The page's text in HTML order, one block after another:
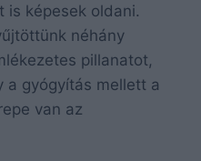
is képesek oldani.
néhány
pillanatot,
a gyógyítás mellett a
van az